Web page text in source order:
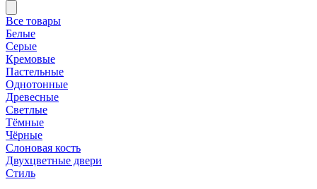
Все товары
Белые
Серые
Кремовые
Пастельные
Однотонные
Древесные
Светлые
Тёмные
Чёрные
Слоновая кость
Двухцветные двери
Стиль